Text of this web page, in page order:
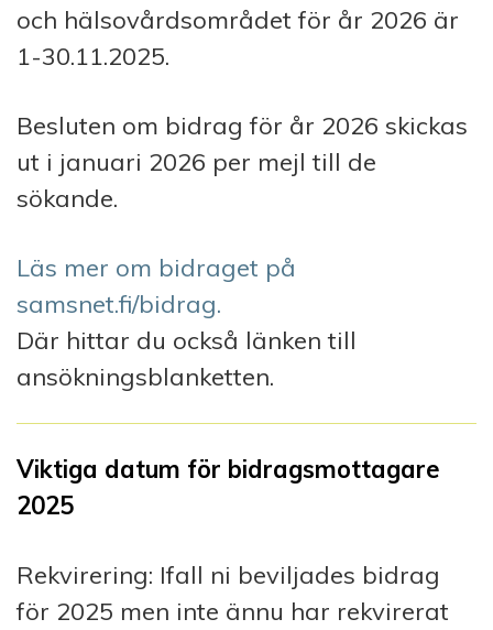
och hälsovårdsområdet för år 2026 är
1-30.11.2025.
Besluten om bidrag för år 2026 skickas
ut i januari 2026 per mejl till de
sökande.
Läs mer om bidraget på
samsnet.fi/bidrag.
Där hittar du också länken till
ansökningsblanketten.
Viktiga datum för bidragsmottagare
2025
Rekvirering: Ifall ni beviljades bidrag
för 2025 men inte ännu har rekvirerat